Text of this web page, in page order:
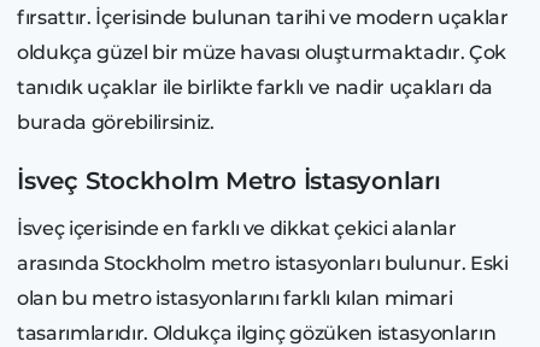
fırsattır. İçerisinde bulunan tarihi ve modern uçaklar
oldukça güzel bir müze havası oluşturmaktadır. Çok
tanıdık uçaklar ile birlikte farklı ve nadir uçakları da
burada görebilirsiniz.
İsveç Stockholm Metro İstasyonları
İsveç içerisinde en farklı ve dikkat çekici alanlar
arasında Stockholm metro istasyonları bulunur. Eski
olan bu metro istasyonlarını farklı kılan mimari
tasarımlarıdır. Oldukça ilginç gözüken istasyonların